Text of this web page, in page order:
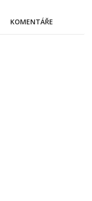
KOMENTÁŘE